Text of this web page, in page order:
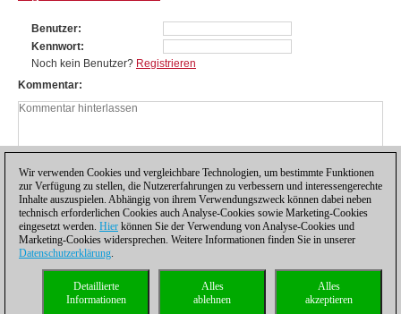
Benutzer
Kennwort
Noch kein Benutzer? Registrieren
Kommentar
Datenschutzhinweis| Kontakt| |Lizenzen
Compliance Hotline|
Wir verwenden Cookies und vergleichbare Technologien, um bestimmte Funktionen
zur Verfügung zu stellen, die Nutzererfahrungen zu verbessern und interessengerechte
Inhalte auszuspielen. Abhängig von ihrem Verwendungszweck können dabei neben
technisch erforderlichen Cookies auch Analyse-Cookies sowie Marketing-Cookies
eingesetzt werden. Hier können Sie der Verwendung von Analyse-Cookies und
Marketing-Cookies widersprechen. Weitere Informationen finden Sie in unserer
Datenschutzerklärung.
Alles
akzeptieren
Alles
ablehnen
Detaillierte
Informationen